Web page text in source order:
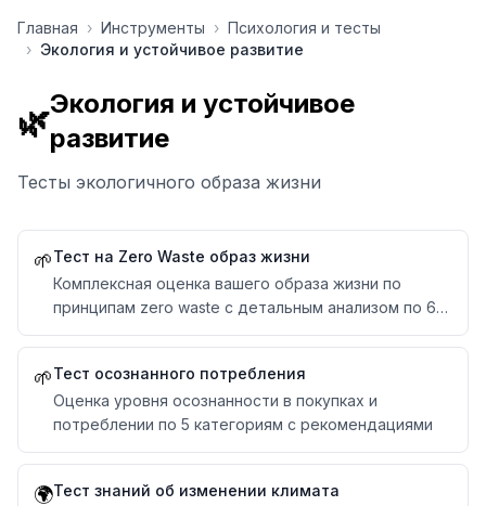
Главная › Инструменты › Психология и тесты
› Экология и устойчивое развитие
🌿Экология и устойчивое
развитие
Тесты экологичного образа жизни
🌱Тест на Zero Waste образ жизни
Комплексная оценка вашего образа жизни по
принципам zero waste с детальным анализом по 6
категориям
🌱Тест осознанного потребления
Оценка уровня осознанности в покупках и
потреблении по 5 категориям с рекомендациями
🌍Тест знаний об изменении климата